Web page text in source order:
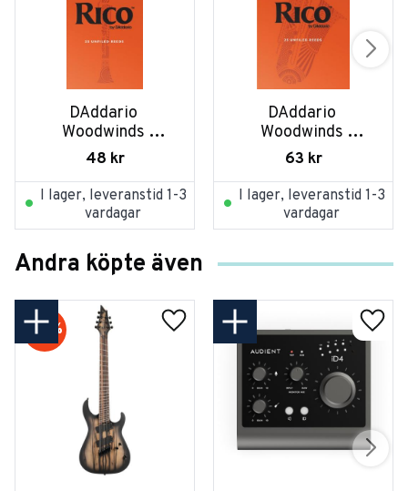
DAddario
Woodwinds
RBA2515 per st
48 kr
I lager, leveranstid 1-3
vardagar
DAddario
Woodwinds
RKA2520 per st
63 kr
I lager, leveranstid 1-3
vardagar
Andra köpte även
20 %